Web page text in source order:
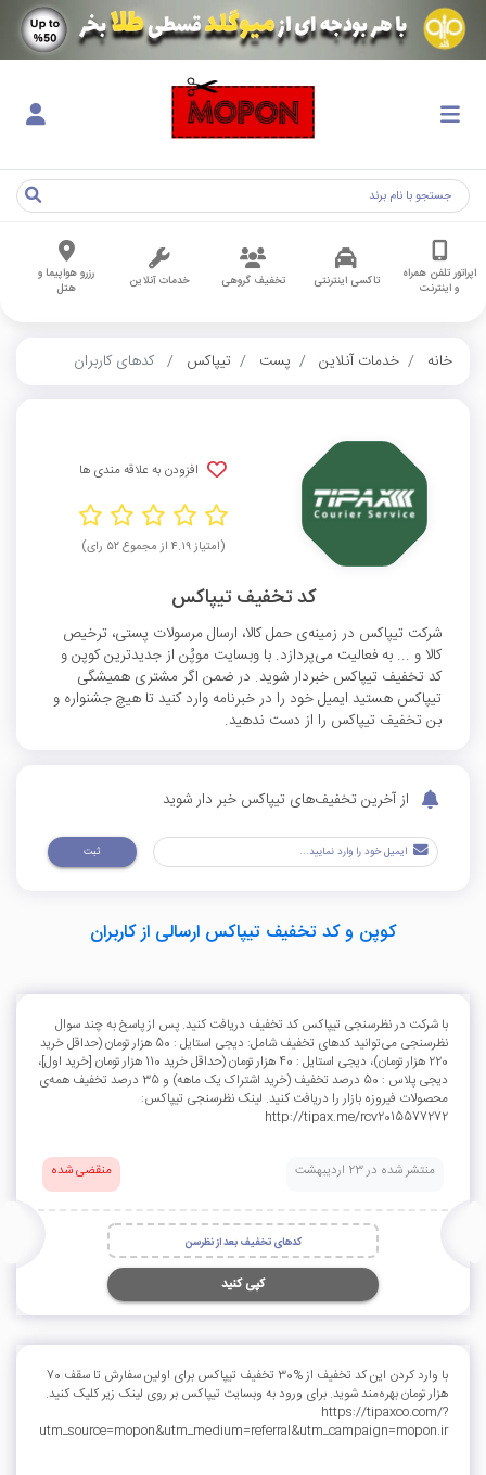
اپراتور تلفن همراه
و اینترنت
تاکسی اینترنتی تخفیف گروهی خدمات آنلاین
رزرو هواپیما و
هتل
خانه خدمات آنلاین پست تیپاکس کدهای کاربران
افزودن به علاقه مندی ها
(امتیاز ۴.۱۹ از مجموع ۵۲ رای)
کد تخفیف تیپاکس
شرکت تیپاکس در زمینه‌ی حمل کالا، ارسال مرسولات پستی، ترخیص
کالا و ... به فعالیت می‌پردازد. با وبسایت موپُن از جدیدترین کوپن و
کد تخفیف تیپاکس خبردار شوید. در ضمن اگر مشتری همیشگی
تیپاکس هستید ایمیل خود را در خبرنامه وارد کنید تا هیچ جشنواره و
بن تخفیف تیپاکس را از دست ندهید.
از آخرین تخفیف‌های تیپاکس خبر دار شوید
ثبت
کوپن و کد تخفیف تیپاکس ارسالی از کاربران
با شرکت در نظرسنجی تیپاکس کد تخفیف دریافت کنید. پس از پاسخ به چند سوال
نظرسنجی می‌توانید کدهای تخفیف شامل: دیجی استایل : 50 هزار تومان (حداقل خرید
220 هزار تومان)، دیجی استایل : 40 هزار تومان (حداقل خرید 110 هزار تومان [خرید اول]،
دیجی پلاس : 50 درصد تخفیف (خرید اشتراک یک ماهه) و 35 درصد تخفیف همه‌ی
محصولات فیروزه بازار را دریافت کنید. لینک نظرسنجی تیپاکس:
http://tipax.me/rcv2015577272
منتشر شده در 23 اردیبهشت منقضی شده
کدهای تخفیف بعد از نظرسن
کپی کنید
با وارد کردن این کد تخفیف از %30 تخفیف تیپاکس برای اولین سفارش تا سقف 70
هزار تومان بهره‌مند شوید. برای ورود به وبسایت تیپاکس بر روی لینک زیر کلیک کنید.
https://tipaxco.com/?
utm_source=mopon&utm_medium=referral&utm_campaign=mopon.ir